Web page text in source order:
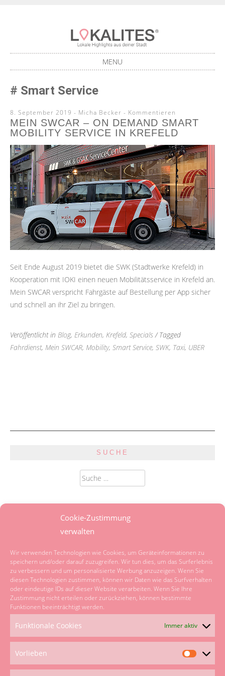
Cookie-Zustimmung
verwalten
Wir verwenden Technologien wie Cookies, um Geräteinformationen zu
speichern und/oder darauf zuzugreifen. Wir tun dies, um das Surferlebnis
zu verbessern und um personalisierte Werbung anzuzeigen. Wenn Sie
diesen Technologien zustimmen, können wir Daten wie das Surfverhalten
oder eindeutige IDs auf dieser Website verarbeiten. Wenn Sie Ihre
Zustimmung nicht erteilen oder zurückziehen, können bestimmte
Funktionen beeinträchtigt werden.
Funktionale Cookies Immer aktiv
Vorlieben
LOKALITES
Lokale Highlights aus deiner Stadt
MENU
TO Smart Service
8. September 2019 - Micha Becker Kommentieren
MEIN SWCAR – ON DEMAND SMART
MOBILITY SERVICE IN KREFELD
Seit Ende August 2019 bietet die SWK (Stadtwerke Krefeld) in
Kooperation mit IOKI einen neuen Mobilitätsservice in Krefeld an.
Mein SWCAR verspricht Fahrgäste auf Bestellung per App sicher
und schnell an ihr Ziel zu bringen.
Veröffentlicht in Blog, Erkunden, Krefeld, Specials / Tagged
Fahrdienst, Mein SWCAR, Mobility, Smart Service, SWK, Taxi, UBER
SUCHE
Suche
nach:
Powered by Translate
KATEGORIEN
Kategorien